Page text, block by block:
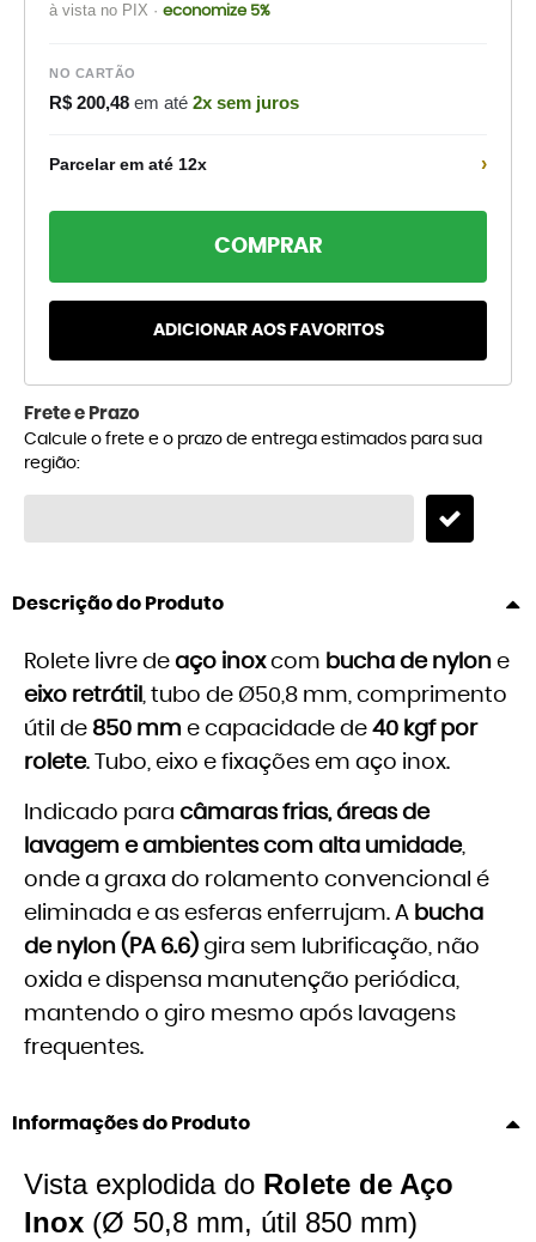
à vista no PIX · economize 5%
NO CARTÃO
R$ 200,48 em até 2x sem juros
Parcelar em até 12x ›
COMPRAR
ADICIONAR AOS FAVORITOS
Frete e Prazo
Calcule o frete e o prazo de entrega estimados para sua
região:
Descrição do Produto
Rolete livre de aço inoxcom bucha de nylon e
eixo retrátil , tubo de Ø50,8 mm, comprimento
útil de 850 mm e capacidade de 40 kgf por
rolete. Tubo, eixo e fixações em aço inox.
Indicado para câmaras frias, áreas de
lavagem e ambientes com alta umidade,
onde a graxa do rolamento convencional é
eliminada e as esferas enferrujam. A bucha
de nylon (PA 6.6) gira sem lubrificação, não
oxida e dispensa manutenção periódica,
mantendo o giro mesmo após lavagens
frequentes.
Informações do Produto
Vista explodida do Rolete de Aço
Inox (Ø 50,8 mm, útil 850 mm)